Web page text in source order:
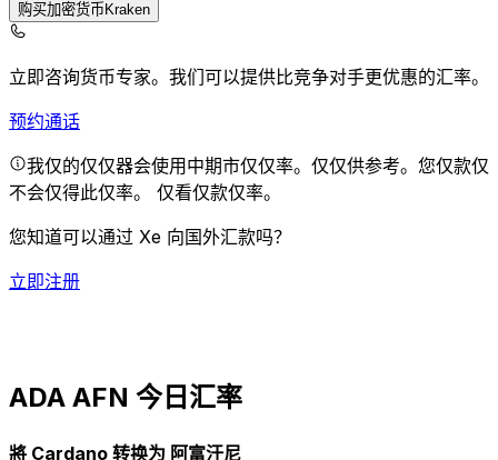
购买加密货币Kraken
立即咨询货币专家。 我们可以提供比竞争对手更优惠的汇率。
预约通话
我仅的仅仅器会使用中期市仅仅率。仅仅供参考。您仅款仅
不会仅得此仅率。 仅看仅款仅率。
您知道可以通过 Xe 向国外汇款吗？
立即注册
ADA AFN 今日汇率
將 Cardano 转换为 阿富汗尼